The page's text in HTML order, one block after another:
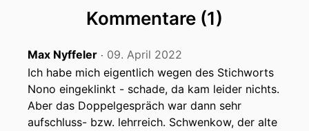
Kommentare (1)
Max Nyffeler ‧ 09. April 2022
Ich habe mich eigentlich wegen des Stichworts
Nono eingeklinkt - schade, da kam leider nichts.
Aber das Doppelgespräch war dann sehr
aufschluss- bzw. lehrreich. Schwenkow, der alte